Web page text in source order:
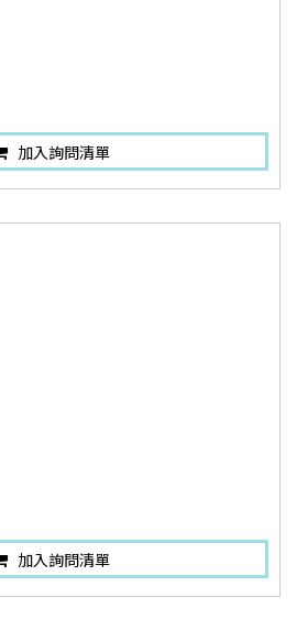
加入詢問清單
加入詢問清單